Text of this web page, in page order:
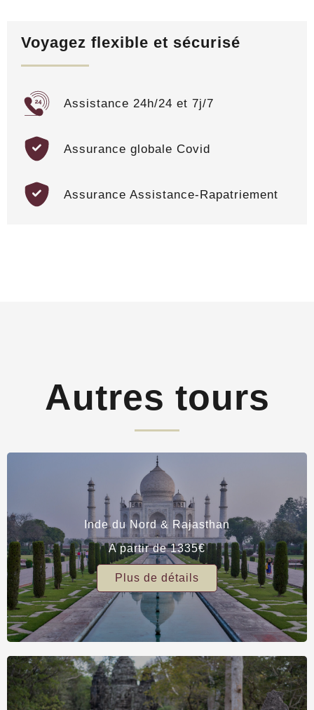
Voyagez flexible et sécurisé
Assistance 24h/24 et 7j/7
Assurance globale Covid
Assurance Assistance-Rapatriement
Autres tours
Inde du Nord & Rajasthan
A partir de 1335€
Plus de détails